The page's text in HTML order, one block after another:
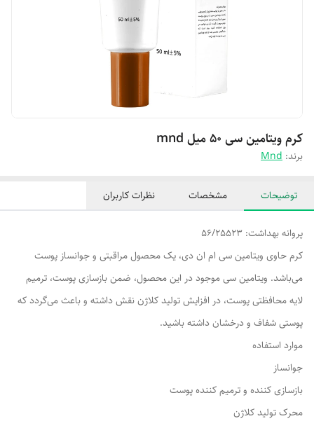
کرم ویتامین سی ۵۰ میل mnd
برند: Mnd
توضیحات مشخصات نظرات کاربران
پروانه بهداشت: 56/25523
کرم حاوی ویتامین سی ام ان دی، یک محصول مراقبتی و جوانساز پوست
می‌باشد. ویتامین سی موجود در این محصول، ضمن بازسازی پوست، ترمیم
لایه محافظتی پوست، در افزایش تولید کلاژن نقش داشته و باعث می‌گردد که
پوستی شفاف و درخشان داشته باشید.
موارد استفاده
جوانساز
بازسازی کننده و ترمیم کننده پوست
محرک تولید کلاژن